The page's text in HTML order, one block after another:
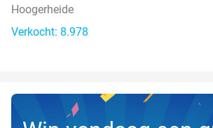
Hoogerheide
Verkocht: 8.978